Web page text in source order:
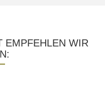
EMPFEHLEN WIR